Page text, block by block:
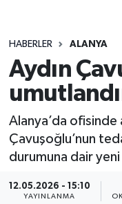
HABERLER ALANYA
Aydın
Alanya’da ofisinde
Çavuşoğlu’nun
durumuna dair yeni
12.05.2026 - 15:10
YAYINLANMA
Siyaset
Spor
Ekonomi
Süper Lig Puan
Tüm Manşetler
Haber Arşivi